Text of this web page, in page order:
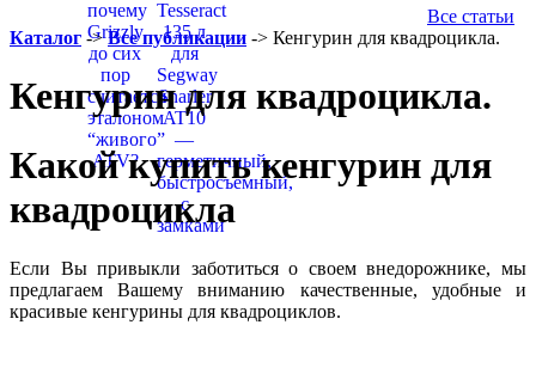
Все статьи
Каталог ->Все публикации -> Кенгурин для квадроцикла.
Кенгурин для квадроцикла.
Какой купить кенгурин для
квадроцикла
Если Вы привыкли заботиться о своем внедорожнике, мы
предлагаем Вашему вниманию качественные, удобные и
красивые кенгурины для квадроциклов.